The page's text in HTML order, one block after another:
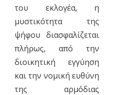
του εκλογέα, η
μυστικότητα της
ψήφου διασφαλίζεται
πλήρως, από την
διοικητική εγγύηση
και την νομική ευθύνη
της αρμόδιας